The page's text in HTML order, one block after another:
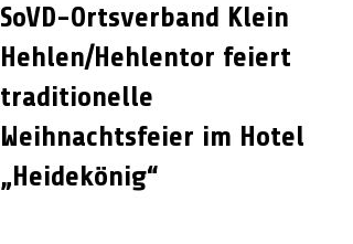
SoVD-Ortsverband Klein
Hehlen/Hehlentor feiert
traditionelle
Weihnachtsfeier im Hotel
„Heidekönig“